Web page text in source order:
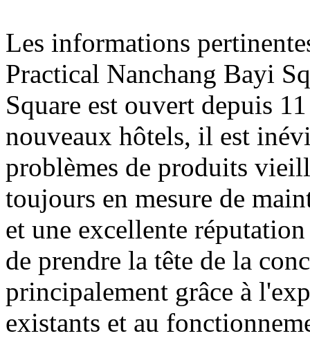
Les informations
Practical Nanchang Bayi
Square est ouvert depuis
nouveaux hôtels, il est
problèmes de produits
toujours en mesure de
et une excellente
de prendre la tête de la
principalement grâce à
existants et au